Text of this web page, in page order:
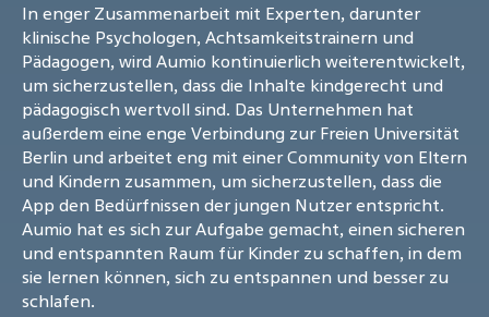
In enger Zusammenarbeit mit Experten, darunter
klinische Psychologen, Achtsamkeitstrainern und
Pädagogen, wird Aumio kontinuierlich weiterentwickelt,
um sicherzustellen, dass die Inhalte kindgerecht und
pädagogisch wertvoll sind. Das Unternehmen hat
außerdem eine enge Verbindung zur Freien Universität
Berlin und arbeitet eng mit einer Community von Eltern
und Kindern zusammen, um sicherzustellen, dass die
App den Bedürfnissen der jungen Nutzer entspricht.
Aumio hat es sich zur Aufgabe gemacht, einen sicheren
und entspannten Raum für Kinder zu schaffen, in dem
sie lernen können, sich zu entspannen und besser zu
schlafen.